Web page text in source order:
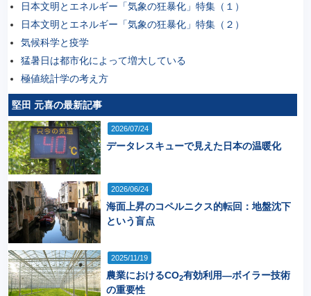
日本文明とエネルギー「気象の狂暴化」特集（１）
日本文明とエネルギー「気象の狂暴化」特集（２）
気候科学と疫学
猛暑日は都市化によって増大している
極値統計学の考え方
堅田 元喜の最新記事
2026/07/24
データレスキューで見えた日本の温暖化
2026/06/24
海面上昇のコペルニクス的転回：地盤沈下
という盲点
2025/11/19
農業におけるCO2有効利用―ボイラー技術
の重要性